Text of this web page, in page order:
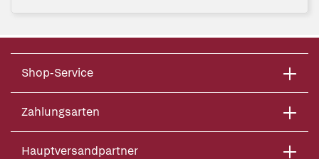
Shop-Service
Zahlungsarten
Hauptversandpartner